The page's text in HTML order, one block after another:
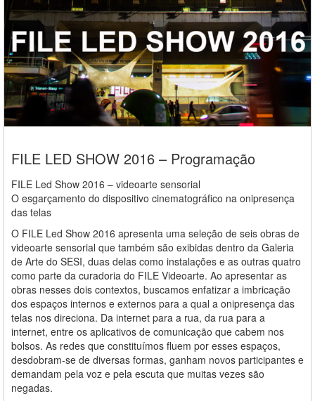
FILE LED SHOW 2016 – Programação
FILE Led Show 2016 – videoarte sensorial
O esgarçamento do dispositivo cinematográfico na onipresença
das telas
O FILE Led Show 2016 apresenta uma seleção de seis obras de
videoarte sensorial que também são exibidas dentro da Galeria
de Arte do SESI, duas delas como instalações e as outras quatro
como parte da curadoria do FILE Videoarte. Ao apresentar as
obras nesses dois contextos, buscamos enfatizar a imbricação
dos espaços internos e externos para a qual a onipresença das
telas nos direciona. Da internet para a rua, da rua para a
internet, entre os aplicativos de comunicação que cabem nos
bolsos. As redes que constituímos fluem por esses espaços,
desdobram-se de diversas formas, ganham novos participantes e
demandam pela voz e pela escuta que muitas vezes são
negadas.